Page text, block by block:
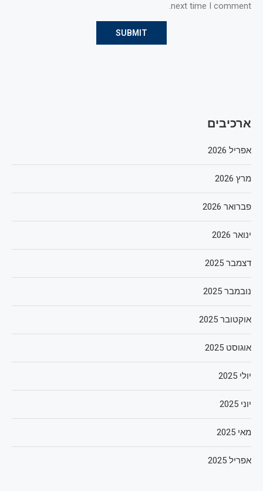
next time I comment.
ארכיבים
אפריל 2026
מרץ 2026
פברואר 2026
ינואר 2026
דצמבר 2025
נובמבר 2025
אוקטובר 2025
אוגוסט 2025
יולי 2025
יוני 2025
מאי 2025
אפריל 2025